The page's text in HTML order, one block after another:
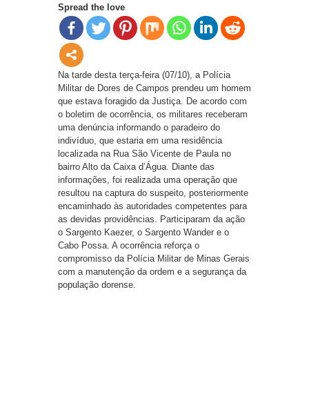
Spread the love
Na tarde desta terça-feira (07/10), a Polícia
Militar de Dores de Campos prendeu um homem
que estava foragido da Justiça. De acordo com
o boletim de ocorrência, os militares receberam
uma denúncia informando o paradeiro do
indivíduo, que estaria em uma residência
localizada na Rua São Vicente de Paula no
bairro Alto da Caixa d’Água. Diante das
informações, foi realizada uma operação que
resultou na captura do suspeito, posteriormente
encaminhado às autoridades competentes para
as devidas providências. Participaram da ação
o Sargento Kaezer, o Sargento Wander e o
Cabo Possa. A ocorrência reforça o
compromisso da Polícia Militar de Minas Gerais
com a manutenção da ordem e a segurança da
população dorense.